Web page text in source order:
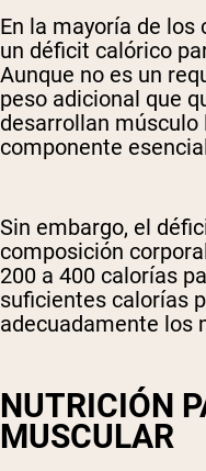
En la mayoría de
un déficit calórico
Aunque no es un
peso adicional que
desarrollan músculo
componente
Sin embargo, el
composición
200 a 400 calorías
suficientes calorías
adecuadamente los
NUTRICIÓN
MUSCULAR